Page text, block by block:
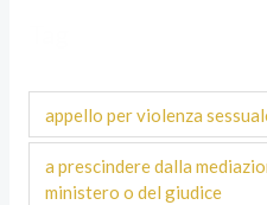
appello per violenza
a prescindere dalla
ministero o del giudice